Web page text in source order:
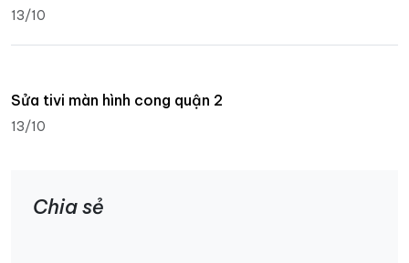
13/10
Sửa tivi màn hình cong quận 2
13/10
Chia sẻ